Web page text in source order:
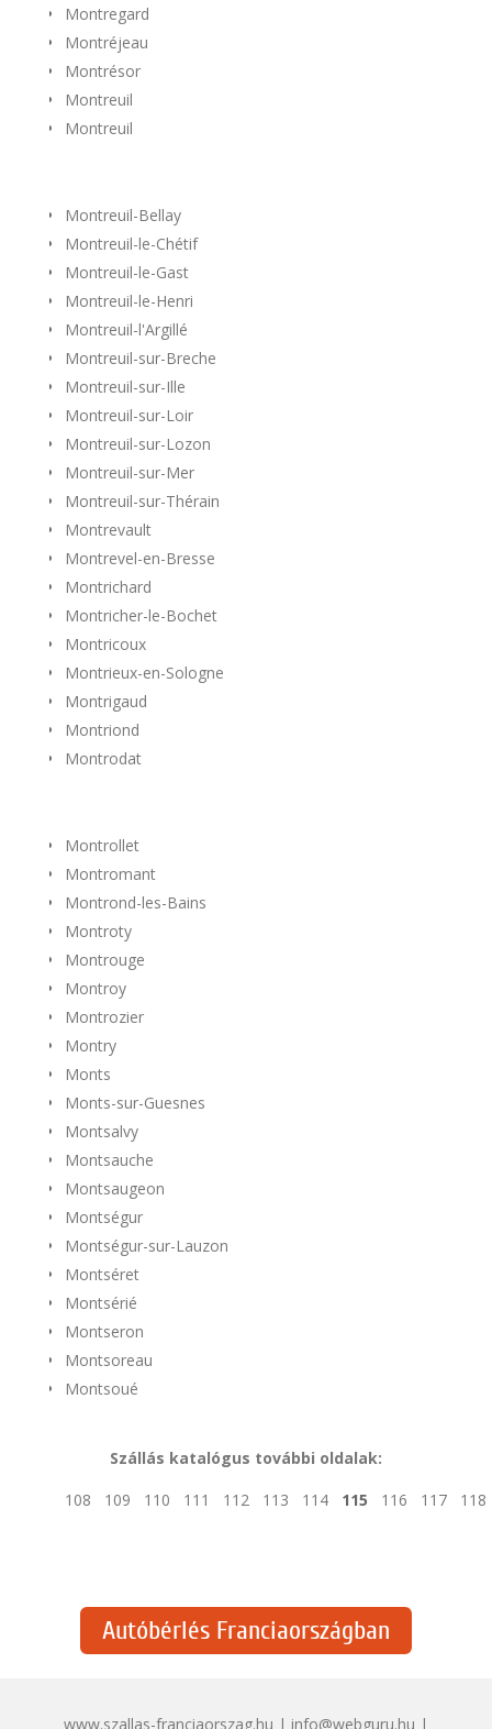
Montregard
Montréjeau
Montrésor
Montreuil
Montreuil
Montreuil-Bellay
Montreuil-le-Chétif
Montreuil-le-Gast
Montreuil-le-Henri
Montreuil-l'Argillé
Montreuil-sur-Breche
Montreuil-sur-Ille
Montreuil-sur-Loir
Montreuil-sur-Lozon
Montreuil-sur-Mer
Montreuil-sur-Thérain
Montrevault
Montrevel-en-Bresse
Montrichard
Montricher-le-Bochet
Montricoux
Montrieux-en-Sologne
Montrigaud
Montriond
Montrodat
Montrollet
Montromant
Montrond-les-Bains
Montroty
Montrouge
Montroy
Montrozier
Montry
Monts
Monts-sur-Guesnes
Montsalvy
Montsauche
Montsaugeon
Montségur
Montségur-sur-Lauzon
Montséret
Montsérié
Montseron
Montsoreau
Montsoué
Szállás katalógus további oldalak:
108
109 110 111 112 113 114 115 116 117 118
Autóbérlés Franciaországban
www.szallas-franciaorszag.hu | info@webguru.hu |